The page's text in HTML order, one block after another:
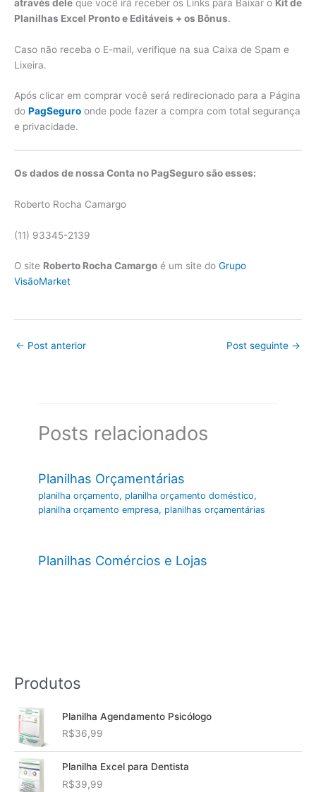
através dele que você irá receber os Links para Baixar o Kit de
Planilhas Excel Pronto e Editáveis + os Bônus.
Caso não receba o E-mail, verifique na sua Caixa de Spam e
Lixeira.
Após clicar em comprar você será redirecionado para a Página
do PagSeguro onde pode fazer a compra com total segurança
e privacidade.
Os dados de nossa Conta no PagSeguro são esses:
Roberto Rocha Camargo
(11) 93345-2139
O site Roberto Rocha Camargo é um site do Grupo
VisãoMarket
← Post anterior Post seguinte →
Posts relacionados
Planilhas Orçamentárias
planilha orçamento, planilha orçamento doméstico,
planilha orçamento empresa, planilhas orçamentárias
Planilhas Comércios e Lojas
Produtos
Planilha Agendamento Psicólogo
R$36,99
Planilha Excel para Dentista
R$39,99